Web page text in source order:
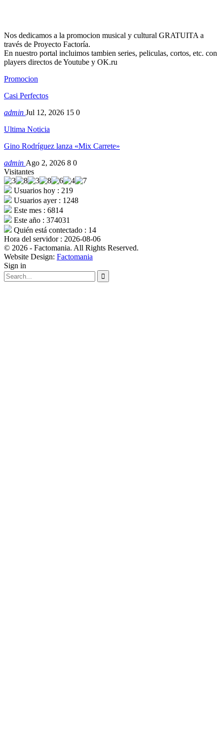
Nos dedicamos a la promocion musical y cultural GRATUITA a
través de Proyecto Factoría.
En nuestro portal incluimos tambien series, peliculas, cortos, etc. con
players directos de Youtube y OK.ru
Promocion
Casi Perfectos
admin Jul 12, 2026 15 0
Ultima Noticia
Gino Rodríguez lanza «Mix Carrete»
admin Ago 2, 2026 8 0
Visitantes
Usuarios hoy : 219
Usuarios ayer : 1248
Este mes : 6814
Este año : 374031
Quién está contectado : 14
Hora del servidor : 2026-08-06
© 2026 - Factomania. All Rights Reserved.
Website Design: Factomania
Sign in